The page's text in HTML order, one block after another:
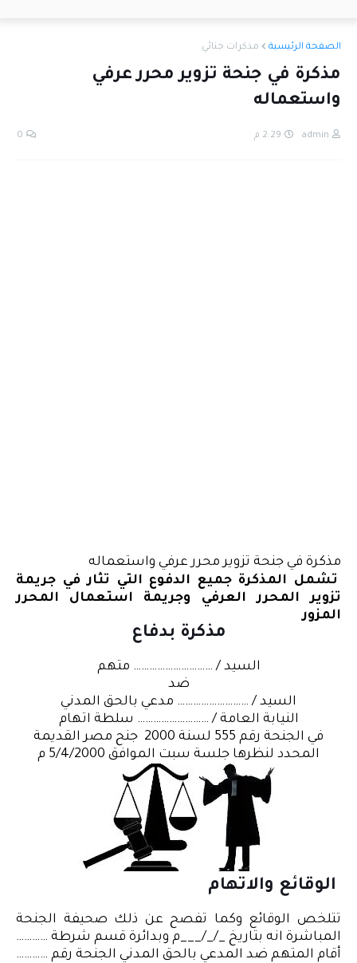
الصفحة الرئيسية مذكرات جنائي
مذكرة في جنحة تزوير محرر عرفي
واستعماله
admin 2:29 م 0
مذكرة في جنحة تزوير محرر عرفي واستعماله
تشمل المذكرة جميع الدفوع التي تثار في جريمة
تزوير المحرر العرفي وجريمة استعمال المحرر
المزور
مذكرة بدفاع
السيد / ………………………… متهم
ضد
السيد / ……………………… مدعي بالحق المدني
النيابة العامة / ……………………… سلطة اتهام
في الجنحة رقم 555 لسنة 2000 جنح مصر القديمة
المحدد لنظرها جلسة سبت الموافق 5/4/2000 م
الوقائع والاتهام
تتلخص الوقائع وكما تفصح عن ذلك صحيفة الجنحة
المباشرة انه بتاريخ _/_/___م وبدائرة قسم شرطة …………
أقام المتهم ضد المدعي بالحق المدني الجنحة رقم …………